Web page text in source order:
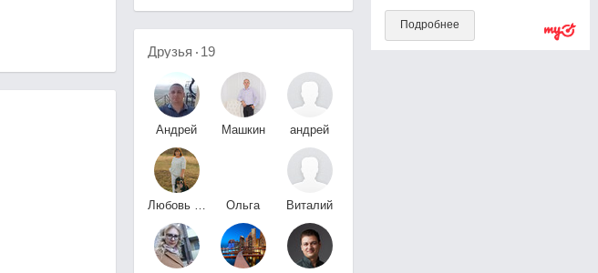
Подробнее
Друзья 19
Андрей
Машкин
андрей
Любовь Владимировна
Ольга
Виталий